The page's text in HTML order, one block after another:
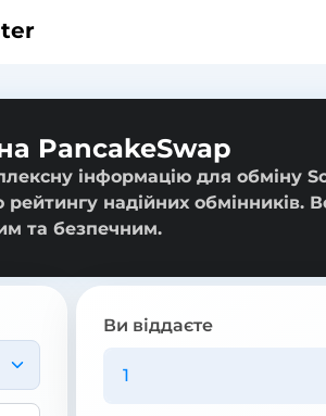
PancakeSwap
інформацію для обміну
рейтингу надійних
та безпечним.
Ви віддаєте